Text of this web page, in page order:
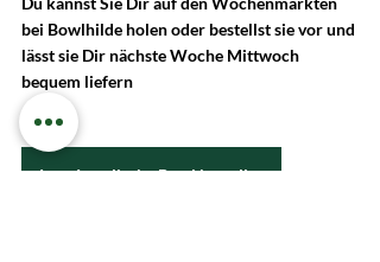
bei Bowlhilde holen oder bestellst sie vor und
lässt sie Dir nächste Woche Mittwoch
bequem liefern
Jetzt Israelische Bowl bestellen